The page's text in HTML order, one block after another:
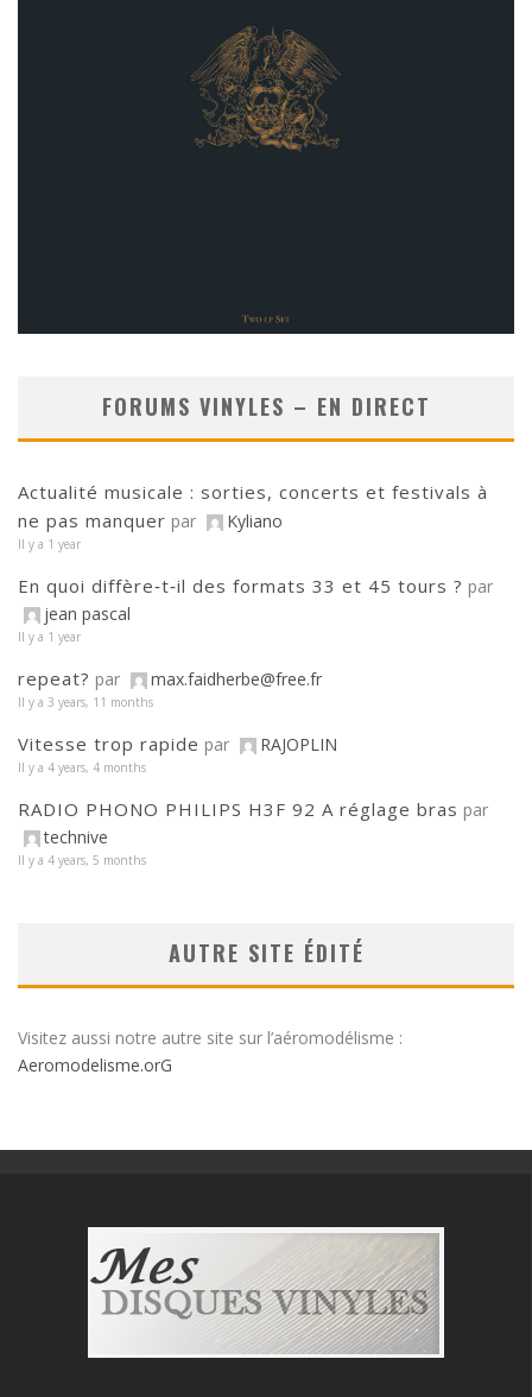
FORUMS VINYLES – EN DIRECT
Actualité musicale : sorties, concerts et festivals à
ne pas manquer par Kyliano
Il y a 1 year
En quoi diffère‑t‑il des formats 33 et 45 tours ? par
jean pascal
Il y a 1 year
repeat? par max.faidherbe@free.fr
Il y a 3 years, 11 months
Vitesse trop rapide par RAJOPLIN
Il y a 4 years, 4 months
RADIO PHONO PHILIPS H3F 92 A réglage bras par
technive
Il y a 4 years, 5 months
AUTRE SITE ÉDITÉ
Visitez aussi notre autre site sur l’aéromodélisme :
Aeromodelisme.orG